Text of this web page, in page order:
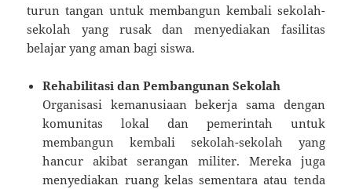
turun tangan untuk membangun kembali sekolah-
sekolah yang rusak dan menyediakan fasilitas
belajar yang aman bagi siswa.
Rehabilitasi dan Pembangunan Sekolah
Organisasi kemanusiaan bekerja sama dengan
komunitas lokal dan pemerintah untuk
membangun kembali sekolah-sekolah yang
hancur akibat serangan militer. Mereka juga
menyediakan ruang kelas sementara atau tenda